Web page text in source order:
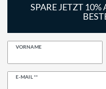
SPARE JETZT
VORNAME
E-MAIL **
Newsletter